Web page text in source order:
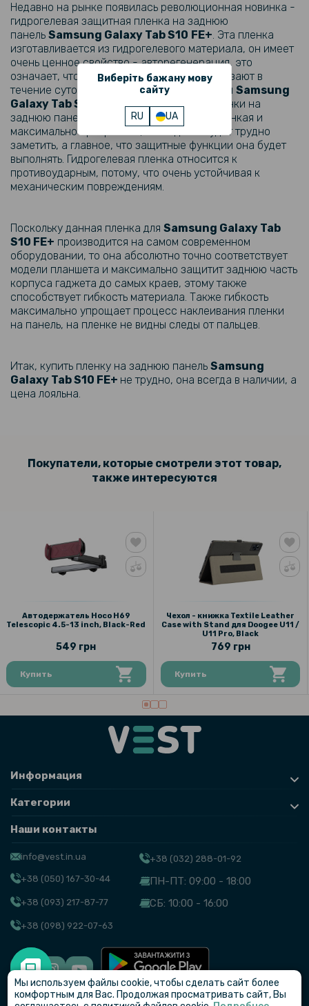
Виберіть бажану мову
сайту
RU UA
Недавно на рынке появилась революционная новинка -
гидрогелевая защитная пленка на заднюю
панель Samsung Galaxy TabS10 FE+. Эта пленка
изготавливается из гидрогелевого материала, он имеет
очень ценное свойство - авторегенерация, это
означает, что несерьезные царапины исчезают в
течение суток, ведь они "затягиваются". Для Samsung
Galaxy TabS10 FE+
изготавливаются пленки на
заднюю панель, поскольку пленка очень тонкая и
максимально прозрачная, то ее даже будет трудно
заметить, а главное, что защитные функции она будет
выполнять. Гидрогелевая пленка относится к
противоударным, потому, что очень устойчивая к
механическим повреждениям.
Поскольку данная пленка для Samsung Galaxy Tab
S10 FE+ производится на самом современном
оборудовании, то она абсолютно точно соответствует
модели планшета и максимально защитит заднюю часть
корпуса гаджета до самых краев, этому также
способствует гибкость материала. Также гибкость
максимально упрощает процесс наклеивания пленки
на панель, на пленке не видны следы от пальцев.
Итак, купить пленку на заднюю панель Samsung
Galaxy TabS10 FE+ не трудно, она всегда в наличии, а
цена лояльна.
Покупатели, которые смотрели этот товар,
также интересуются
Автодержатель Hoco H69
Telescopic 4.5-13 inch, Black-Red
549 грн
Купить
Чехол - книжка Textile Leather
Case with Stand для Doogee U11 /
U11 Pro, Black
769 грн
Купить
Информация
Категории
Наши контакты
info@vest.in.ua
+38 (050) 167-30-44
+38 (093) 217-87-77
+38 (098) 922-07-63
+38 (032) 288-01-92
ПН-ПТ: 09:00 - 18:00
СБ: 10:00 - 16:00
© VEST
Мы используем файлы cookie, чтобы сделать сайт более
комфортным для Вас. Продолжая просматривать сайт, Вы